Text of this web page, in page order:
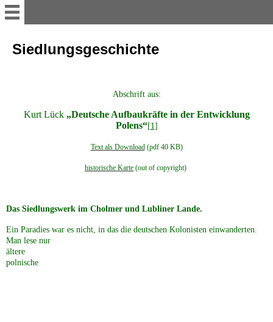
myvolyn
Reise-Impressionen 2016
Reise-Impressionen 2017
Heimat WOLHYNIEN
Siedlungsgeschichte
Abschrift aus:
Kurt Lück „Deutsche Aufbaukräfte in der Entwicklung
Polens“[1]
Text als Download (pdf 40 KB)
historische Karte (out of copyright)
Das Siedlungswerk im Cholmer und Lubliner Lande.
Ein Paradies war es nicht, in das die deutschen Kolonisten einwanderten.
Man lese nur
ältere
polnische